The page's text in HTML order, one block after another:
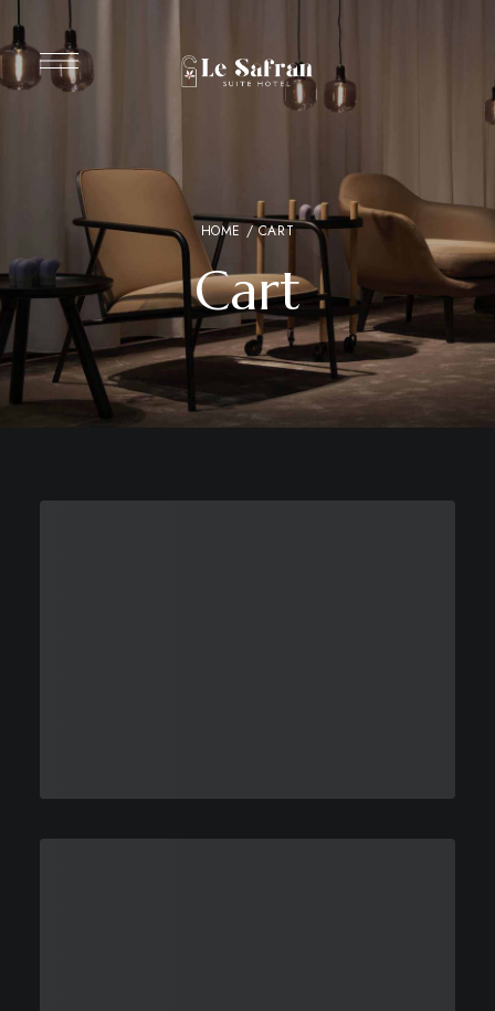
HOME / CART
Cart